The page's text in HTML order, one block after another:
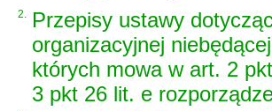
2. Przepisy ustawy
organizacyjnej
których mowa w art. 2
3 pkt 26 lit. e